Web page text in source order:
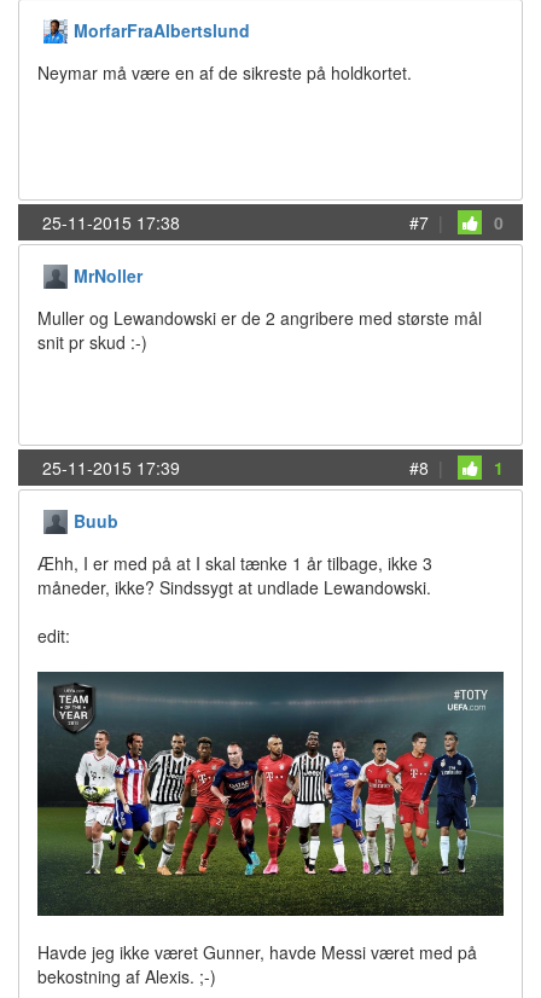
MorfarFraAlbertslund
Neymar må være en af de sikreste på holdkortet.
25-11-2015 17:38 #7 | 0
MrNoller
Muller og Lewandowski er de 2 angribere med største mål
snit pr skud :-)
25-11-2015 17:39 #8 | 1
Buub
Æhh, I er med på at I skal tænke 1 år tilbage, ikke 3
måneder, ikke? Sindssygt at undlade Lewandowski.
edit:
Havde jeg ikke været Gunner, havde Messi været med på
bekostning af Alexis. ;-)